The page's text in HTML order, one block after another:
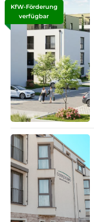
KfW-Förderung
verfügbar